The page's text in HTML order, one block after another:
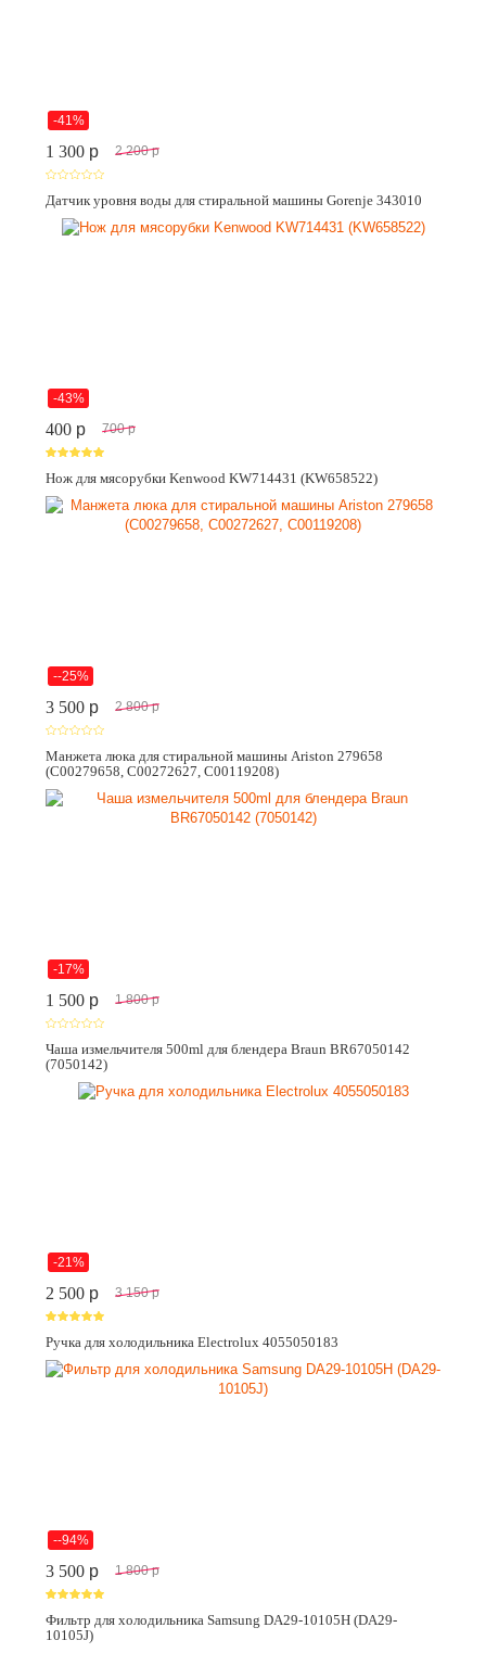
-41%
1 300 p 2 200 p
Датчик уровня воды для стиральной машины Gorenje 343010
-43%
400 p 700 p
Нож для мясорубки Kenwood KW714431 (KW658522)
--25%
3 500 p 2 800 p
Манжета люка для стиральной машины Ariston 279658
(C00279658, C00272627, C00119208)
-17%
1 500 p 1 800 p
Чаша измельчителя 500ml для блендера Braun BR67050142
(7050142)
-21%
2 500 p 3 150 p
Ручка для холодильника Electrolux 4055050183
--94%
3 500 p 1 800 p
Фильтр для холодильника Samsung DA29-10105H (DA29-
10105J)